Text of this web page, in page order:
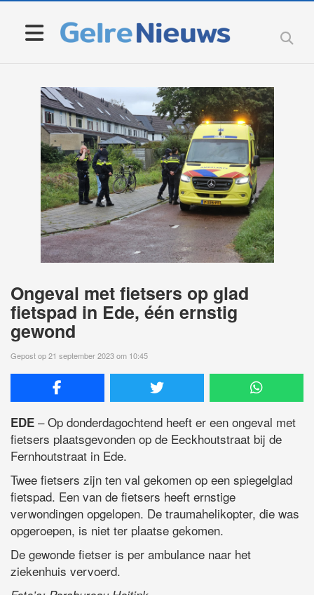
Ongeval met fietsers op glad
fietspad in Ede, één ernstig
gewond
Gepost op 21 september 2023 om 10:45
EDE – Op donderdagochtend heeft er een ongeval met
fietsers plaatsgevonden op de Eeckhoutstraat bij de
Fernhoutstraat in Ede.
Twee fietsers zijn ten val gekomen op een spiegelglad
fietspad. Een van de fietsers heeft ernstige
verwondingen opgelopen. De traumahelikopter, die was
opgeroepen, is niet ter plaatse gekomen.
De gewonde fietser is per ambulance naar het
ziekenhuis vervoerd.